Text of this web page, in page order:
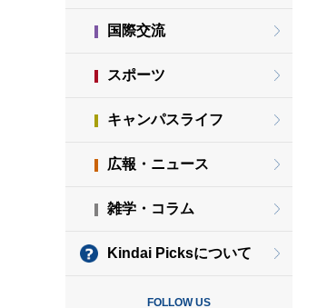
国際交流
スポーツ
キャンパスライフ
広報・ニュース
雑学・コラム
Kindai Picksについて
FOLLOW US